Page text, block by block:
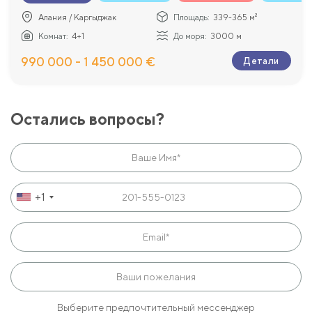
Алания / Каргыджак Площадь: 339-365 м²
Комнат: 4+1 До моря: 3000 м
990 000 - 1 450 000 € Детали
Остались вопросы?
+1
Выберите предпочтительный мессенджер